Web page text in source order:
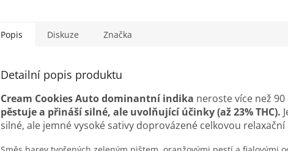
Popis Diskuze Značka
Detailní popis produktu
Cream Cookies Auto dominantní indika neroste více než 90
pěstuje a přináší silné, ale uvolňující účinky (až 23% THC).
silné, ale jemné vysoké sativy doprovázené celkovou